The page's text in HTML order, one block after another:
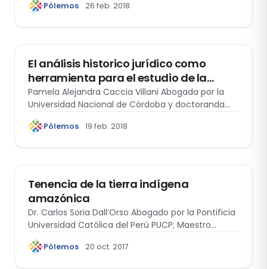
Pólemos 26 feb. 2018
El análisis historico jurídico como
herramienta para el estudio de la
regulación jurídica de las tierras de los
pueblos originarios
Pamela Alejandra Caccia Villani Abogada por la
Universidad Nacional de Córdoba y doctoranda
del…
Pólemos 19 feb. 2018
Tenencia de la tierra indígena
amazónica
Dr. Carlos Soria Dall’Orso Abogado por la Pontificia
Universidad Católica del Perú PUCP; Maestro…
Pólemos 20 oct. 2017